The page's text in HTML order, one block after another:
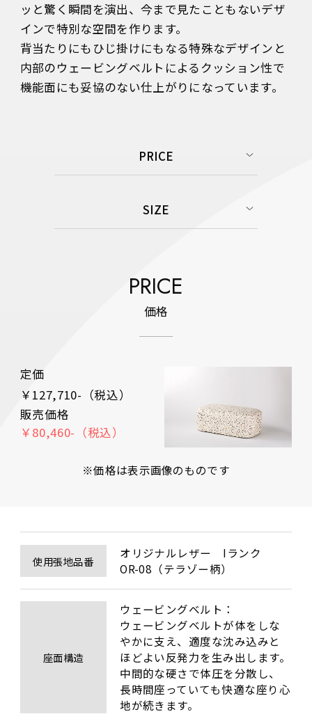
ッと驚く瞬間を演出、今まで見たこともないデザ
インで特別な空間を作ります。
背当たりにもひじ掛けにもなる特殊なデザインと
内部のウェービングベルトによるクッション性で
PRICE
SIZE
PRICE
価格
定価
￥127,710-（税込）
販売価格
￥80,460-（税込）
※価格は表示画像のものです
使用張地品番
オリジナルレザー　Iランク
座面構造
ウェービングベルト：
ウェービングベルトが体をしな
やかに支え、適度な沈み込みと
ほどよい反発力を生み出します。
中間的な硬さで体圧を分散し、
長時間座っていても快適な座り心
地が続きます。